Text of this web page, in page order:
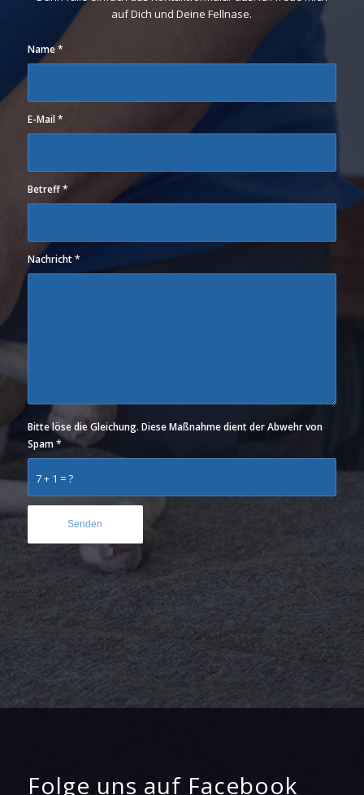
auf Dich und Deine Fellnase.
Name*
E-Mail*
Betreff*
Nachricht*
7 + 1 = ?
Bitte löse die Gleichung. Diese Maßnahme dient der Abwehr von
Spam*
Folge uns auf Facebook